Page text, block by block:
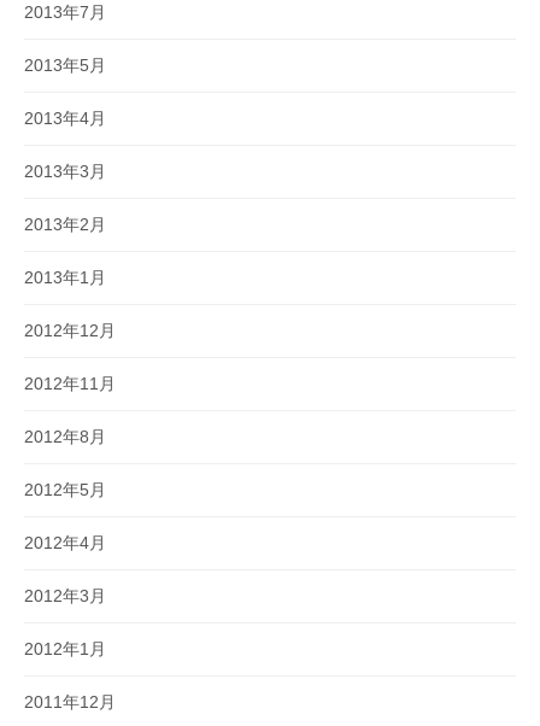
2013年7月
2013年5月
2013年4月
2013年3月
2013年2月
2013年1月
2012年12月
2012年11月
2012年8月
2012年5月
2012年4月
2012年3月
2012年1月
2011年12月